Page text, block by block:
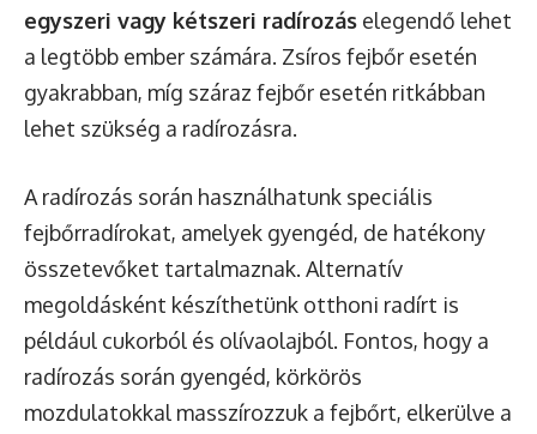
egyszeri vagy kétszeri radírozás elegendő lehet
a legtöbb ember számára. Zsíros fejbőr esetén
gyakrabban, míg száraz fejbőr esetén ritkábban
lehet szükség a radírozásra.
A radírozás során használhatunk speciális
fejbőrradírokat, amelyek gyengéd, de hatékony
összetevőket tartalmaznak. Alternatív
megoldásként készíthetünk otthoni radírt is
például cukorból és olívaolajból. Fontos, hogy a
radírozás során gyengéd, körkörös
mozdulatokkal masszírozzuk a fejbőrt, elkerülve a